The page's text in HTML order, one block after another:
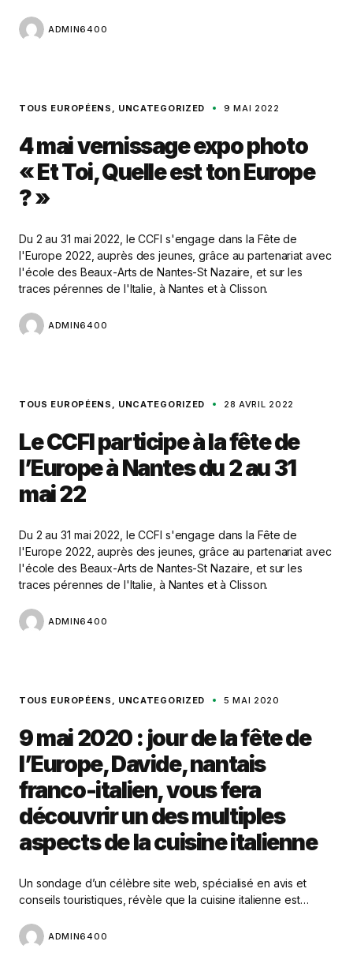
ADMIN6400
TOUS EUROPÉENS UNCATEGORIZED 9 MAI 2022
4 mai vernissage expo photo
« Et Toi, Quelle est ton Europe
? »
Du 2 au 31 mai 2022, le CCFI s'engage dans la Fête de
l'Europe 2022, auprès des jeunes, grâce au partenariat avec
l'école des Beaux-Arts de Nantes-St Nazaire, et sur les
traces pérennes de l'Italie, à Nantes et à Clisson.
ADMIN6400
TOUS EUROPÉENS UNCATEGORIZED 28 AVRIL 2022
Le CCFI participe à la fête de
l’Europe à Nantes du 2 au 31
mai 22
Du 2 au 31 mai 2022, le CCFI s'engage dans la Fête de
l'Europe 2022, auprès des jeunes, grâce au partenariat avec
l'école des Beaux-Arts de Nantes-St Nazaire, et sur les
traces pérennes de l'Italie, à Nantes et à Clisson.
ADMIN6400
TOUS EUROPÉENS UNCATEGORIZED 5 MAI 2020
9 mai 2020 : jour de la fête de
l’Europe, Davide, nantais
franco-italien, vous fera
découvrir un des multiples
aspects de la cuisine italienne
Un sondage d’un célèbre site web, spécialisé en avis et
conseils touristiques, révèle que la cuisine italienne est…
ADMIN6400